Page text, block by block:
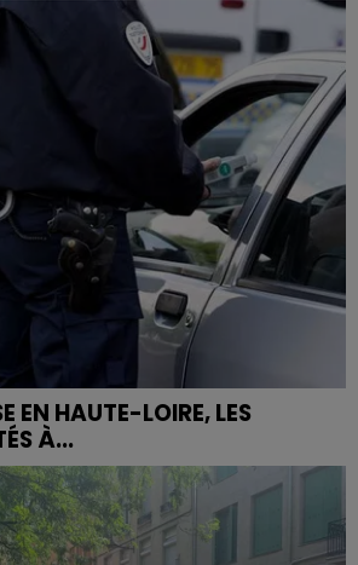
EN HAUTE-LOIRE, LES
À...